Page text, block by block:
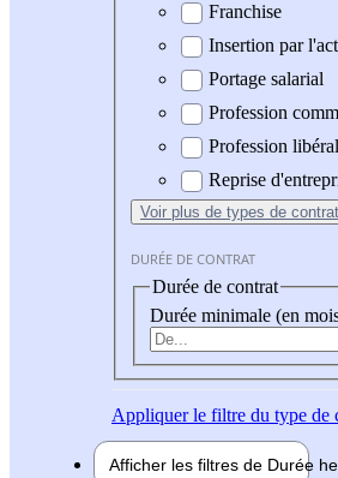
Franchise
Insertion par
Portage salarial
Profession
Profession
Reprise
Voir plus de types de contrat
DURÉE DE CONTRAT
Durée de contrat
Durée minimale (en
Appliquerle filtre du type de
Afficher les filtres de Durée